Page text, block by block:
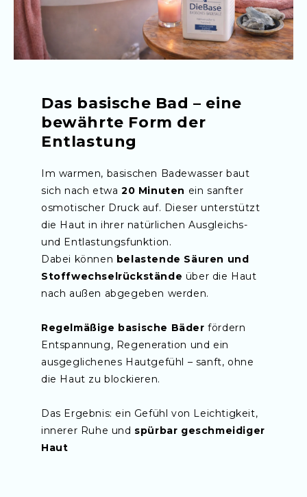
Das basische Bad – eine
bewährte Form der
Entlastung
Im warmen, basischen Badewasser baut
sich nach etwa 20 Minuten ein sanfter
osmotischer Druck auf. Dieser unterstützt
die Haut in ihrer natürlichen Ausgleichs-
und Entlastungsfunktion.
Dabei können belastende Säuren und
Stoffwechselrückstände über die Haut
nach außen abgegeben werden.
Regelmäßige basische Bäder fördern
Entspannung, Regeneration und ein
ausgeglichenes Hautgefühl – sanft, ohne
die Haut zu blockieren.
Das Ergebnis: ein Gefühl von Leichtigkeit,
innerer Ruhe und spürbar geschmeidiger
Haut